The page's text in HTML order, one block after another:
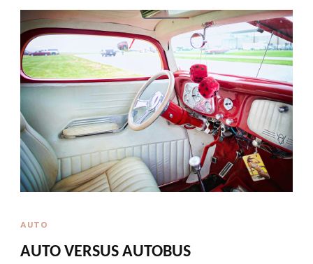
AUTO
AUTO VERSUS AUTOBUS